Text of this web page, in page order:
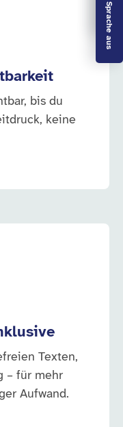
bis du
keine
Texten,
– für mehr
Aufwand.